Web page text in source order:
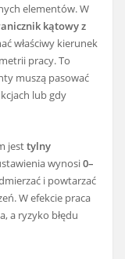
elementów. W
kątowy z
właściwy kierunek
pracy. To
muszą pasować
lub gdy
jesttylny
wynosi0–
i powtarzać
W efekcie praca
a ryzyko błędu